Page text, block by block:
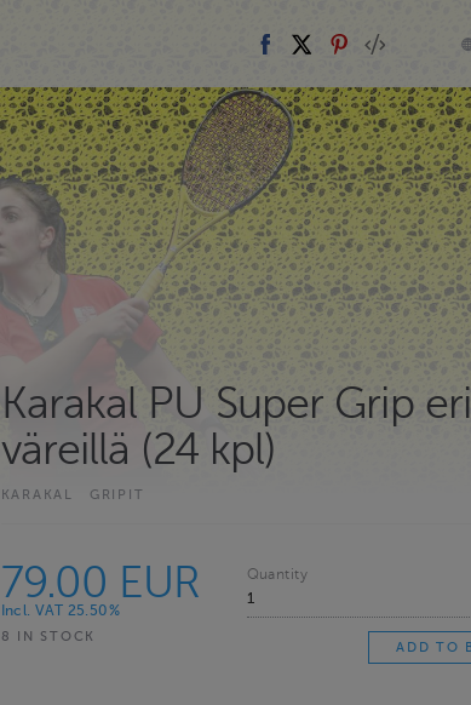
Karakal PU Super Grip eri
väreillä (24 kpl)
KARAKAL GRIPIT
79.00 EUR
Incl. VAT 25.50%
8 IN STOCK
Quantity